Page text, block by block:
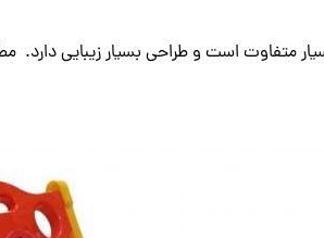
متفاوت است و طراحی بسیار زیبایی دارد.